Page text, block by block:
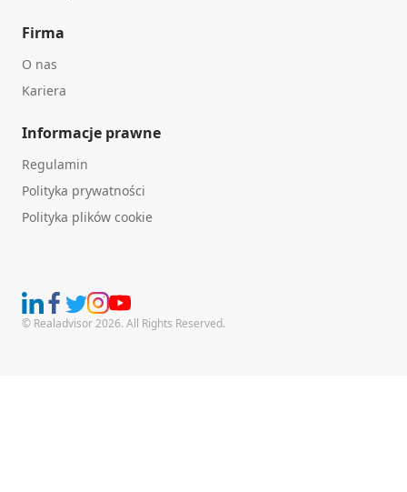
Firma
O nas
Kariera
Informacje prawne
Regulamin
Polityka prywatności
Polityka plików cookie
© Realadvisor 2026. All Rights Reserved.